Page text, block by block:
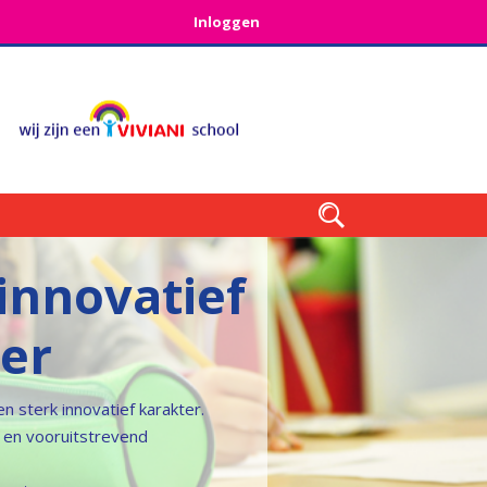
Inloggen

sterk innovatief karakter.
vooruitstrevend